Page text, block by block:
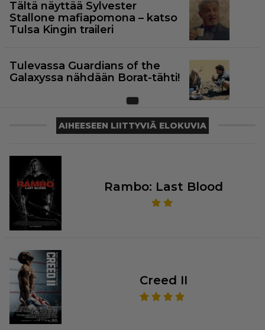
Tältä näyttää Sylvester
Stallone mafiapomona – katso
Tulsa Kingin traileri
Tulevassa Guardians of the
Galaxyssa nähdään Borat-tähti!
AIHEESEEN LIITTYVIÄ ELOKUVIA
Rambo: Last Blood
Creed II